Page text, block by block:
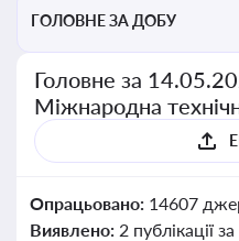
ГОЛОВНЕ ЗА ДОБУ
Головне за
Міжнародна
Опрацьовано: 14607
Виявлено: 2 публікації